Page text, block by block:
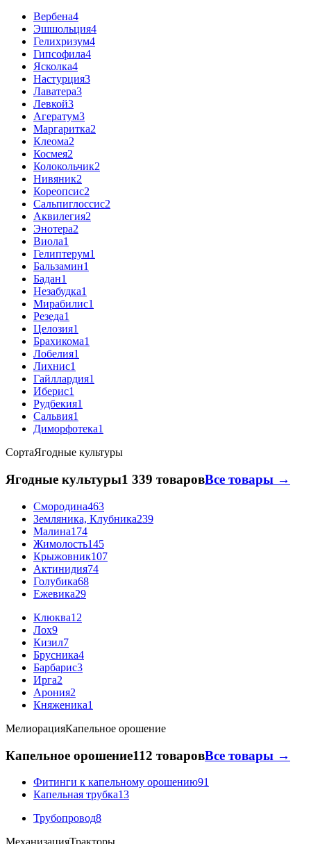
Вербена4
Эшшольция4
Гелихризум4
Гипсофила4
Ясколка4
Настурция3
Лаватера3
Левкой3
Агератум3
Маргаритка2
Клеома2
Космея2
Колокольчик2
Нивяник2
Кореопсис2
Сальпиглоссис2
Аквилегия2
Энотера2
Виола1
Гелиптерум1
Бальзамин1
Бадан1
Незабудка1
Мирабилис1
Резеда1
Целозия1
Брахикома1
Лобелия1
Лихнис1
Гайллардия1
Иберис1
Рудбекия1
Сальвия1
Диморфотека1
СортаЯгодные культуры
Ягодные культуры1 339 товаровВсе товары →
Смородина463
Земляника, Клубника239
Малина174
Жимолость145
Крыжовник107
Актинидия74
Голубика68
Ежевика29
Клюква12
Лох9
Кизил7
Брусника4
Барбарис3
Ирга2
Арония2
Княженика1
МелиорацияКапельное орошение
Капельное орошение112 товаровВсе товары →
Фитинги к капельному орошению91
Капельная трубка13
Трубопровод8